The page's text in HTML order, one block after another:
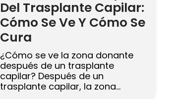
Del Trasplante Capilar:
Cómo Se Ve Y Cómo Se
Cura
¿Cómo se ve la zona donante
después de un trasplante
capilar? Después de un
trasplante capilar, la zona